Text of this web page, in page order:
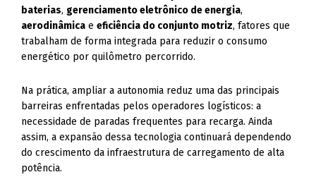
baterias, gerenciamento eletrônico de energia,
aerodinâmica eeficiência do conjunto motriz, fatores que
trabalham de forma integrada para reduzir o consumo
energético por quilômetro percorrido.
Na prática, ampliar a autonomia reduz uma das principais
barreiras enfrentadas pelos operadores logísticos: a
necessidade de paradas frequentes para recarga. Ainda
assim, a expansão dessa tecnologia continuará dependendo
do crescimento da infraestrutura de carregamento de alta
potência.